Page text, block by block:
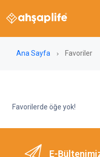
Ana Sayfa Favoriler
Favorilerde öğe yok!
E-